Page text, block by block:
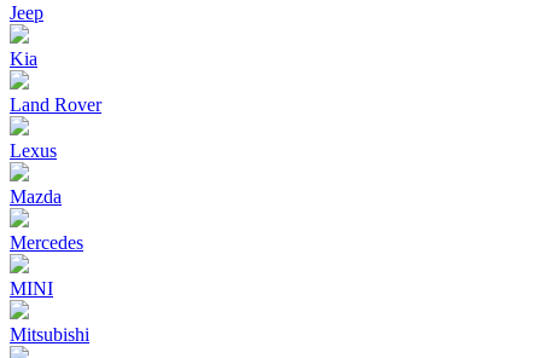
Jeep
Kia
Land Rover
Lexus
Mazda
Mercedes
MINI
Mitsubishi